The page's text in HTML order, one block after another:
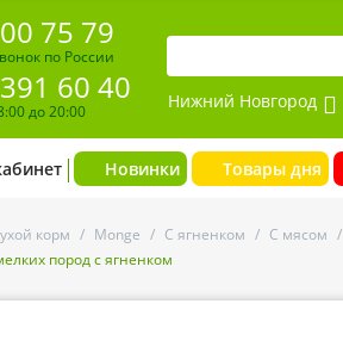
75 79
по России
60 40
до 20:00 Нижний Новгород
Новинки Товары дня
корм / Monge / С ягненком / С мясом /
пород с ягненком